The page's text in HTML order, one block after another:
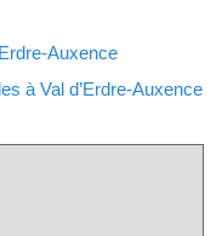
Auxence
à Val d’Erdre-Auxence